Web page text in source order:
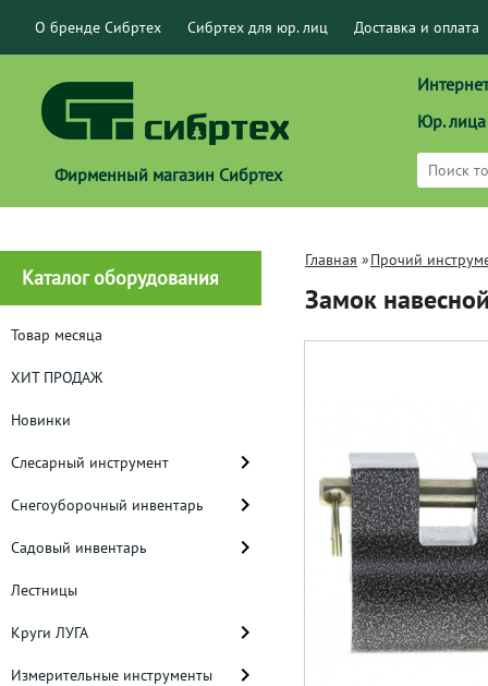
О бренде Сибртех Сибртех для юр. лиц Доставка и оплата
Фирменный магазин Сибртех
Юр. лица
Каталог оборудования
Товар месяца
ХИТ ПРОДАЖ
Новинки
Слесарный инструмент
Снегоуборочный инвентарь
Садовый инвентарь
Лестницы
Круги ЛУГА
Измерительные инструменты
Главная »Прочий
Замок